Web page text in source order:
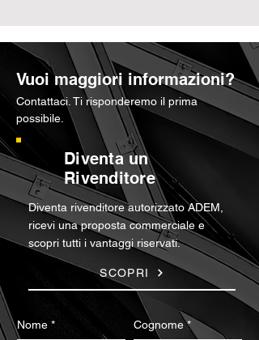
Vuoi maggiori informazioni?
Contattaci. Ti risponderemo il prima
possibile.
Diventa un
Rivenditore
Diventa rivenditore autorizzato ADEM,
ricevi una proposta commerciale e
scopri tutti i vantaggi riservati.
SCOPRI
Nome * Cognome *